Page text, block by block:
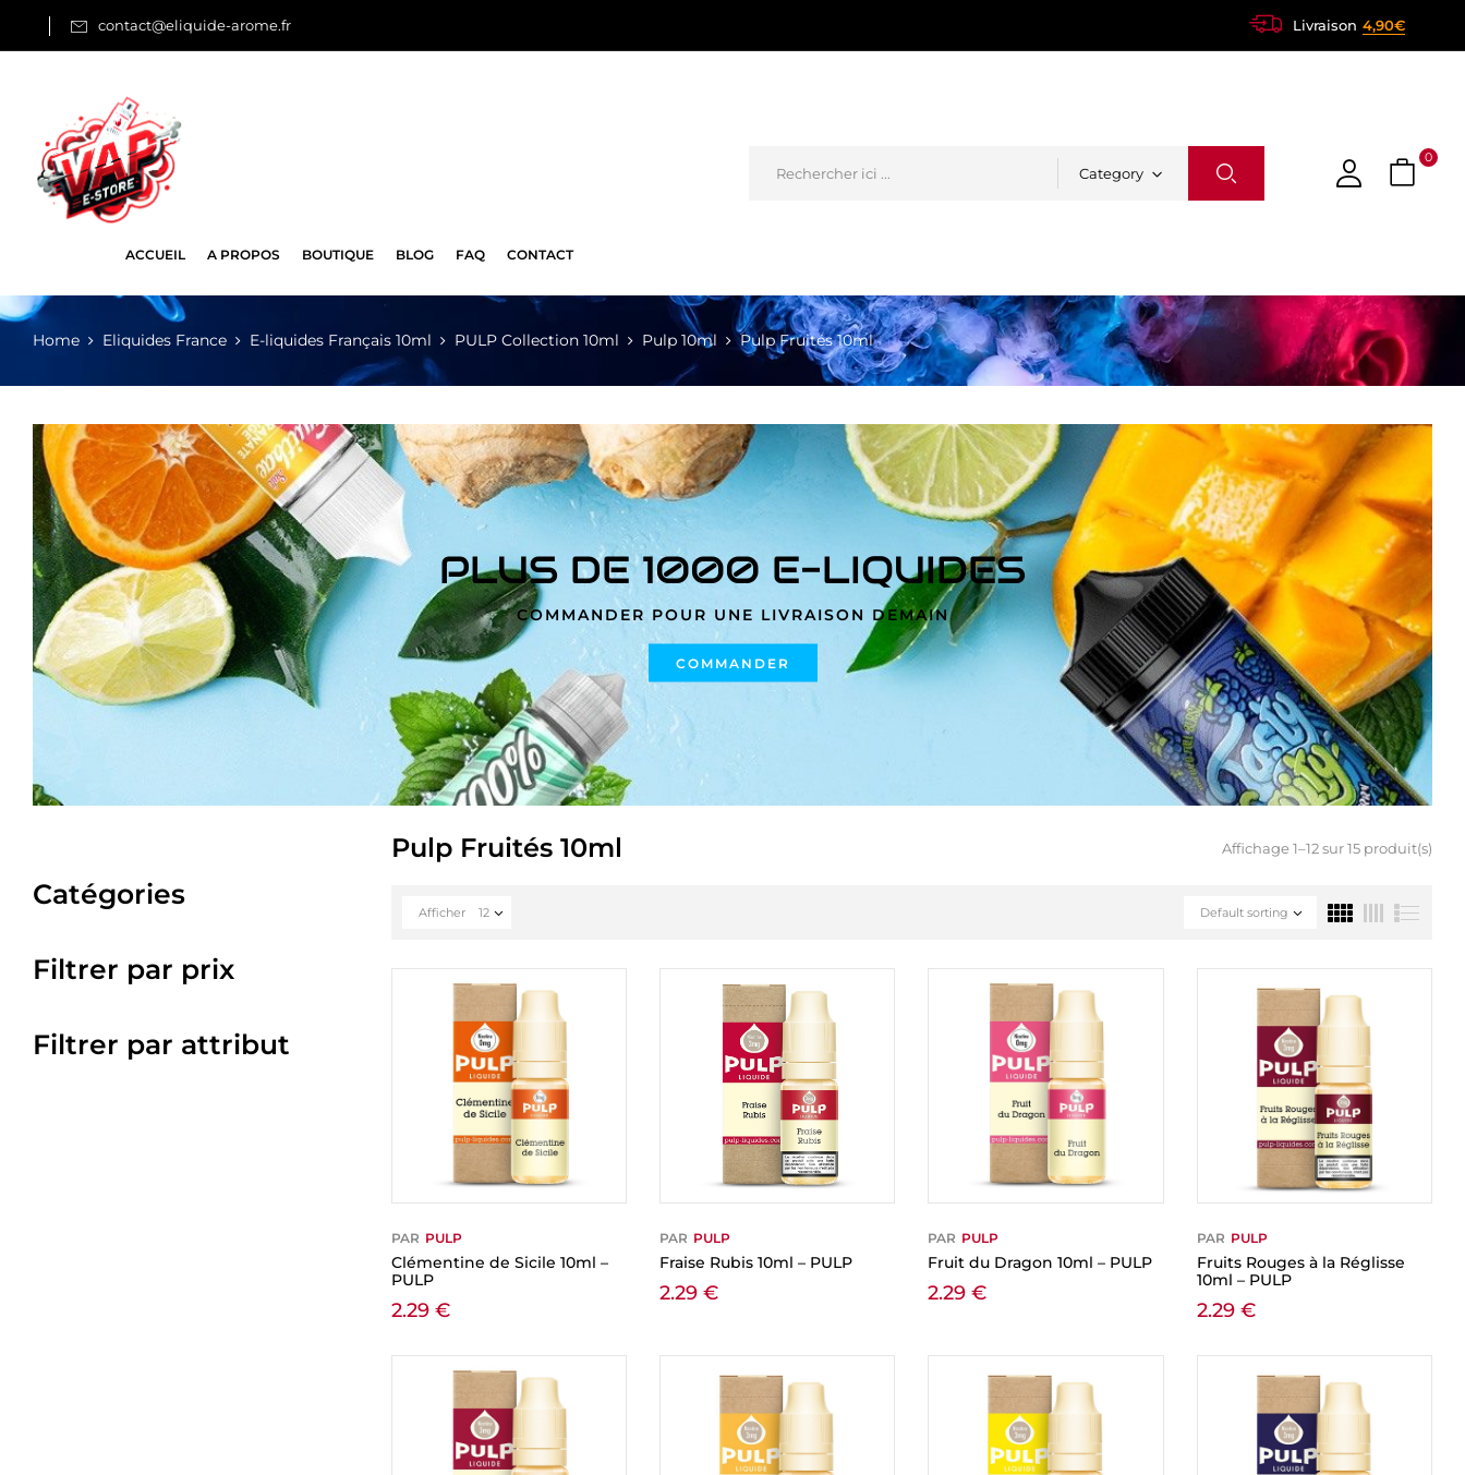
contact@eliquide-arome.fr Livraison 4,90€
ACCUEIL A PROPOS BOUTIQUE BLOG FAQ CONTACT
Category
0
Home Eliquides France E-liquides Français 10ml PULP Collection 10ml Pulp 10ml Pulp Fruités 10ml
PLUS DE 1000 E-LIQUIDES
COMMANDER POUR UNE LIVRAISON DEMAIN
COMMANDER
Catégories
Filtrer par prix
Filtrer par attribut
Pulp Fruités 10ml Affichage 1–12 sur 15 produit(s)
Default sorting
Afficher 12
PAR PULP
Clémentine de Sicile 10ml –
PULP
2.29 €
PAR PULP
Fraise Rubis 10ml – PULP
2.29 €
PAR PULP
Fruit du Dragon 10ml – PULP
2.29€
PAR PULP
Fruits Rouges à la Réglisse
10ml – PULP
2.29 €